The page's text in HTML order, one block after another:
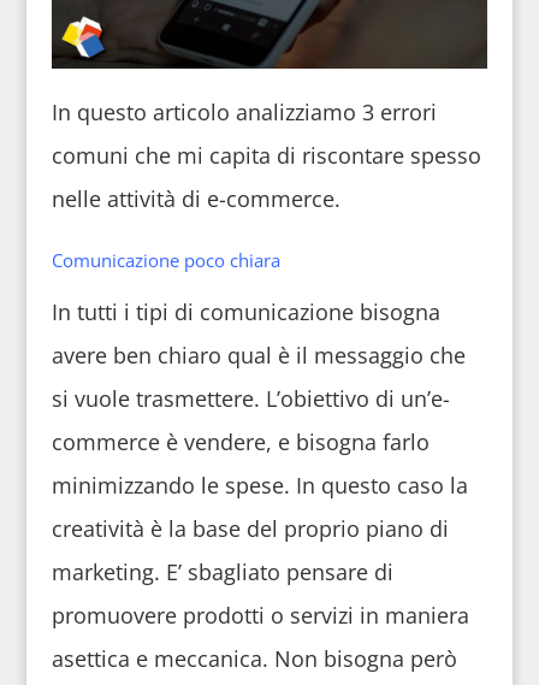
In questo articolo analizziamo 3 errori
comuni che mi capita di riscontare spesso
nelle attività di e-commerce.
Comunicazione poco chiara
In tutti i tipi di comunicazione bisogna
avere ben chiaro qual è il messaggio che
si vuole trasmettere. L’obiettivo di un’e-
commerce è vendere, e bisogna farlo
minimizzando le spese. In questo caso la
creatività è la base del proprio piano di
marketing. E’ sbagliato pensare di
promuovere prodotti o servizi in maniera
asettica e meccanica. Non bisogna però